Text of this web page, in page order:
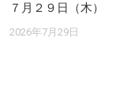
７月２９日（木）
2026年7月29日